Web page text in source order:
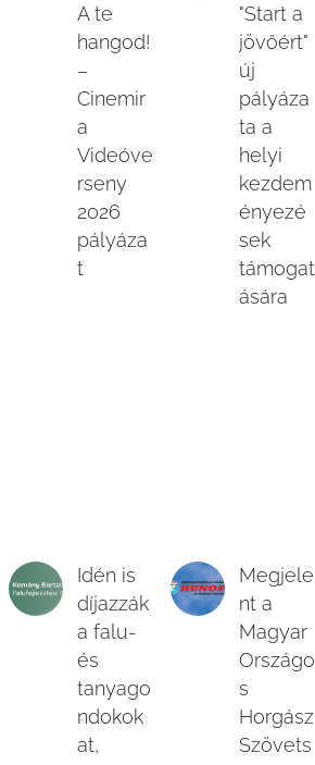
A te
hangod!
–
Cinemir
a
Videóve
rseny
2026
pályáza
t
"Start a
jövőért"
új
pályáza
ta a
helyi
kezdem
ényezé
sek
támogat
ására
Idén is
díjazzák
a falu-
és
tanyago
ndokok
at,
Megjele
nt a
Magyar
Országo
s
Horgász
Szövets